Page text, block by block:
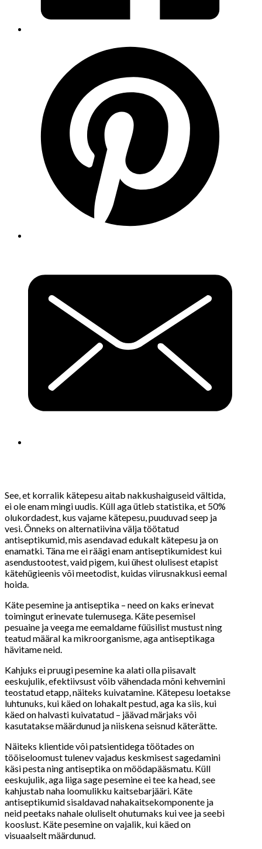
See, et korralik kätepesu aitab nakkushaiguseid vältida,
ei ole enam mingi uudis. Küll aga ütleb statistika, et 50%
olukordadest, kus vajame kätepesu, puuduvad seep ja
vesi. Õnneks on alternatiivina välja töötatud
antiseptikumid, mis asendavad edukalt kätepesu ja on
enamatki. Täna me ei räägi enam antiseptikumidest kui
asendustootest, vaid pigem, kui ühest olulisest etapist
kätehügieenis või meetodist, kuidas viirusnakkusi eemal
hoida.
Käte pesemine ja antiseptika – need on kaks erinevat
toimingut erinevate tulemusega. Käte pesemisel
pesuaine ja veega me eemaldame füüsilist mustust ning
teatud määral ka mikroorganisme, aga antiseptikaga
hävitame neid.
Kahjuks ei pruugi pesemine ka alati olla piisavalt
eeskujulik, efektiivsust võib vähendada mõni kehvemini
teostatud etapp, näiteks kuivatamine. Kätepesu loetakse
luhtunuks, kui käed on lohakalt pestud, aga ka siis, kui
käed on halvasti kuivatatud – jäävad märjaks või
kasutatakse määrdunud ja niiskena seisnud käterätte.
Näiteks klientide või patsientidega töötades on
tööiseloomust tulenev vajadus keskmisest sagedamini
käsi pesta ning antiseptika on möödapääsmatu. Küll
eeskujulik, aga liiga sage pesemine ei tee ka head, see
kahjustab naha loomulikku kaitsebarjääri. Käte
antiseptikumid sisaldavad nahakaitsekomponente ja
neid peetaks nahale oluliselt ohutumaks kui vee ja seebi
kooslust. Käte pesemine on vajalik, kui käed on
visuaalselt määrdunud.